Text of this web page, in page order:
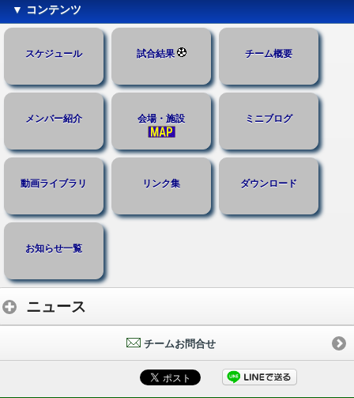
▼ コンテンツ
スケジュール 試合結果 チーム概要
メンバー紹介 会場・施設 ミニブログ
動画ライブラリ リンク集 ダウンロード
お知らせ一覧
ニュース
チームお問合せ